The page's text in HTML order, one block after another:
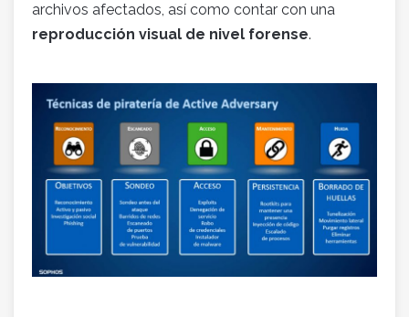
archivos afectados, así como contar con una
reproducción visual de nivel forense.